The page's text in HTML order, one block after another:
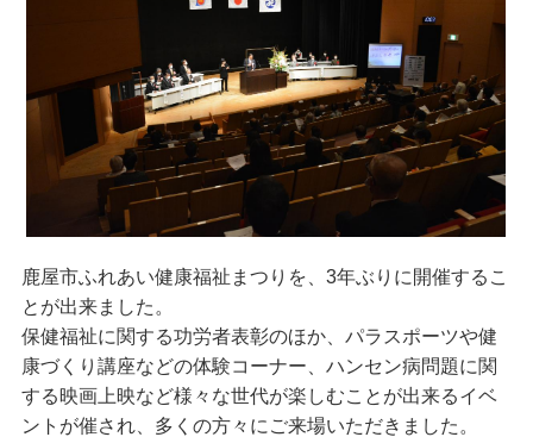
鹿屋市ふれあい健康福祉まつりを、3年ぶりに開催するこ
とが出来ました。
保健福祉に関する功労者表彰のほか、パラスポーツや健
康づくり講座などの体験コーナー、ハンセン病問題に関
する映画上映など様々な世代が楽しむことが出来るイベ
ントが催され、多くの方々にご来場いただきました。